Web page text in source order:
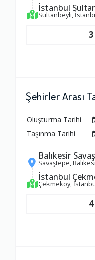
İstanbul
Sultanbeyli,
3
Şehirler Arası
Oluşturma Tarihi
Taşınma Tarihi
Balıkesir
Savaştepe,
İstanbul
Çekmeköy,
4